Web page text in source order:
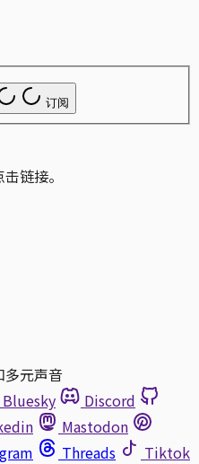
订阅
链接。
多元声音
Bluesky
Discord
Mastodon
Threads
Tiktok